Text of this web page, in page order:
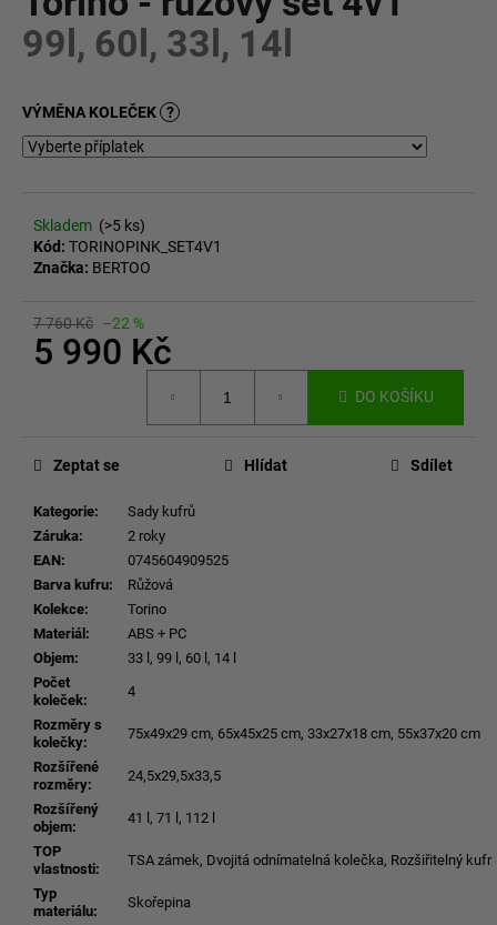
5
hvězdiček.
99l, 60l, 33l, 14l
VÝMĚNA KOLEČEK ?
Skladem (>5 ks)
Kód: TORINOPINK_SET4V1
Značka: BERTOO
7 760 Kč –22 %
5 990 Kč
DO KOŠÍKU
Kategorie:
Sady kufrů
Záruka:
2 roky
EAN:
0745604909525
Barva kufru:
Růžová
Kolekce:
Torino
Materiál:
ABS + PC
Objem:
33 l, 99 l, 60 l, 14 l
Počet
koleček:
4
Rozměry s
kolečky:
75x49x29 cm, 65x45x25 cm, 33x27x18 cm, 55x37x20 cm
Rozšířené
rozměry:
24,5x29,5x33,5
Rozšířený
objem:
41 l, 71 l, 112 l
TOP
vlastnosti:
TSA zámek, Dvojitá odnímatelná kolečka, Rozšiřitelný kufr
Typ
materiálu:
Skořepina
Zeptat se Hlídat Sdílet
u
j
m
e